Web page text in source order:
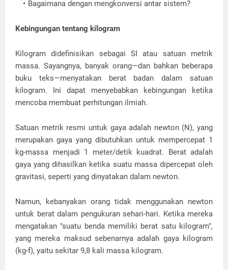
Bagaimana dengan mengkonversi antar sistem?
Kebingungan tentang kilogram
Kilogram didefinisikan sebagai SI atau satuan metrik
massa. Sayangnya, banyak orang—dan bahkan beberapa
buku teks—menyatakan berat badan dalam satuan
kilogram. Ini dapat menyebabkan kebingungan ketika
mencoba membuat perhitungan ilmiah.
Satuan metrik resmi untuk gaya adalah newton (N), yang
merupakan gaya yang dibutuhkan untuk mempercepat 1
kg-massa menjadi 1 meter/detik kuadrat. Berat adalah
gaya yang dihasilkan ketika suatu massa dipercepat oleh
gravitasi, seperti yang dinyatakan dalam newton.
Namun, kebanyakan orang tidak menggunakan newton
untuk berat dalam pengukuran sehari-hari. Ketika mereka
mengatakan "suatu benda memiliki berat satu kilogram",
yang mereka maksud sebenarnya adalah gaya kilogram
(kg-f), yaitu sekitar 9,8 kali massa kilogram.